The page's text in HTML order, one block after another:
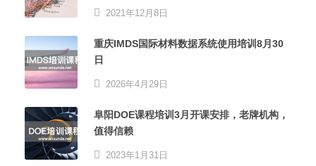
2021年12月8日
重庆IMDS国际材料数据系统使用培训8月30
日
2026年4月29日
阜阳DOE课程培训3月开课安排，老牌机构，
值得信赖
2023年1月31日